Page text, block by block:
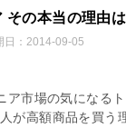
その本当の理由は
日： 2014-09-05
ア市場の気になる
が高額商品を買う